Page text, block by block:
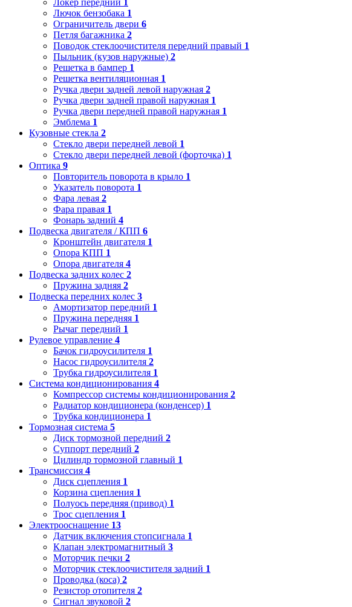
Лючок бензобака 1
Ограничитель двери 6
Петля багажника 2
Поводок стеклоочистителя передний правый 1
Пыльник (кузов наружные) 2
Решетка в бампер 1
Решетка вентиляционная 1
Ручка двери задней левой наружная 2
Ручка двери задней правой наружная 1
Ручка двери передней правой наружная 1
Эмблема 1
Кузовные стекла 2
Стекло двери передней левой 1
Стекло двери передней левой (форточка) 1
Оптика 9
Повторитель поворота в крыло 1
Указатель поворота 1
Фара левая 2
Фара правая 1
Фонарь задний 4
Подвеска двигателя / КПП 6
Кронштейн двигателя 1
Опора КПП 1
Опора двигателя 4
Подвеска задних колес 2
Пружина задняя 2
Подвеска передних колес 3
Амортизатор передний 1
Пружина передняя 1
Рычаг передний 1
Рулевое управление 4
Бачок гидроусилителя 1
Насос гидроусилителя 2
Трубка гидроусилителя 1
Система кондиционирования 4
Компрессор системы кондиционирования 2
Радиатор кондиционера (конденсер) 1
Трубка кондиционера 1
Тормозная система 5
Диск тормозной передний 2
Суппорт передний 2
Цилиндр тормозной главный 1
Трансмиссия 4
Диск сцепления 1
Корзина сцепления 1
Полуось передняя (привод) 1
Трос сцепления 1
Электрооснащение 13
Датчик включения стопсигнала 1
Клапан электромагнитный 3
Моторчик печки 2
Моторчик стеклоочистителя задний 1
Проводка (коса) 2
Резистор отопителя 2
Сигнал звуковой 2